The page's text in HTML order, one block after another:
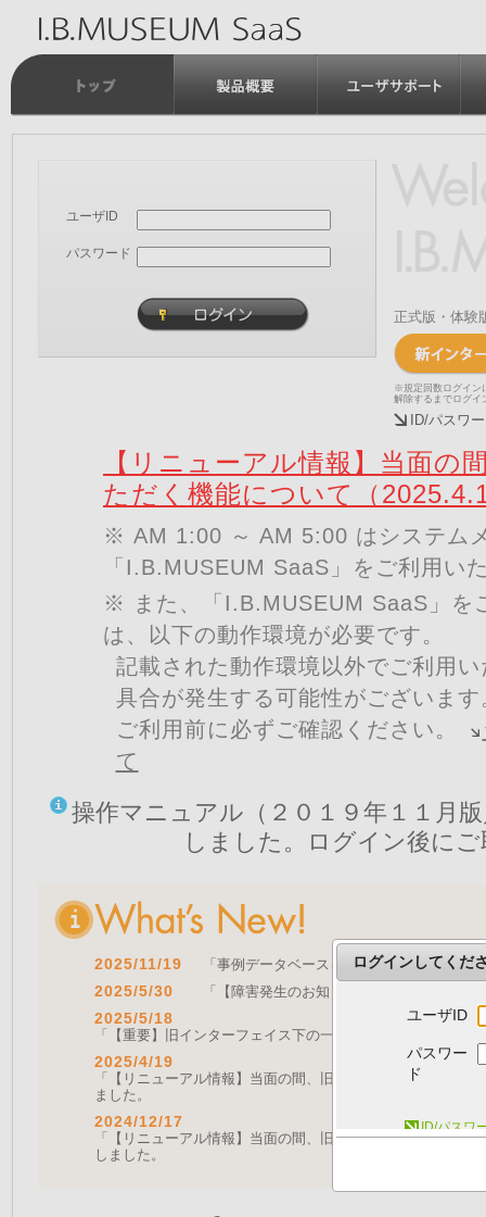
ユーザID
パスワード
正式版・体験
※規定回数ログイン
解除するまでログイ
ID/パスワ
【リニューアル情報】当面の
ただく機能について（
※ AM 1:00 ～ AM 5:00 はシステム
「I.B.MUSEUM SaaS」をご利用い
※ また、「I.B.MUSEUM SaaS」を
は、以下の動作環境が必要です。
記載された動作環境以外でご利用
具合が発生する可能性がございます
ご利用前に必ずご確認ください。
て
操作マニュアル（２０１９年１１月
しました。ログイン後に
2025/11/19 「事例データベースを公開しました」 をア
2025/5/30 「【障害発生のお知らせ｜復旧済み】Web
2025/5/18
「【重要】旧インターフェイス下の一部機能の停止につい
2025/4/19
「【リニューアル情報】当面の間、旧画面をご利用いただ
ました。
2024/12/17
「【リニューアル情報】当面の間、旧画面をご利用いただ
しました。
ログインしてくだ
ユーザID
パスワー
ド
ID/パスワ